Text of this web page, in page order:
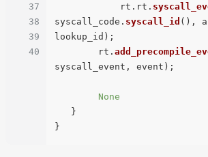
37
38
39
40
            rt.rt.
syscall_code. syscall_id (),
lookup_id);
        rt.
syscall_event, event);
None